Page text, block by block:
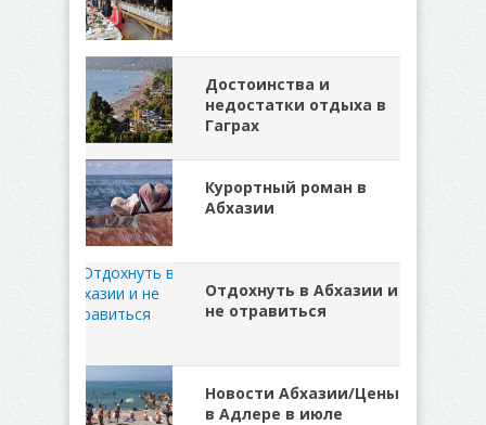
Достоинства и
недостатки отдыха в
Гаграх
Курортный роман в
Абхазии
Отдохнуть в Абхазии и
не отравиться
Новости Абхазии/Цены
в Адлере в июле